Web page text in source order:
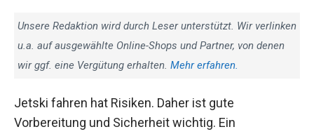
Unsere Redaktion wird durch Leser unterstützt. Wir verlinken
u.a. auf ausgewählte Online-Shops und Partner, von denen
wir ggf. eine Vergütung erhalten. Mehr erfahren.
Jetski fahren hat Risiken. Daher ist gute
Vorbereitung und Sicherheit wichtig. Ein